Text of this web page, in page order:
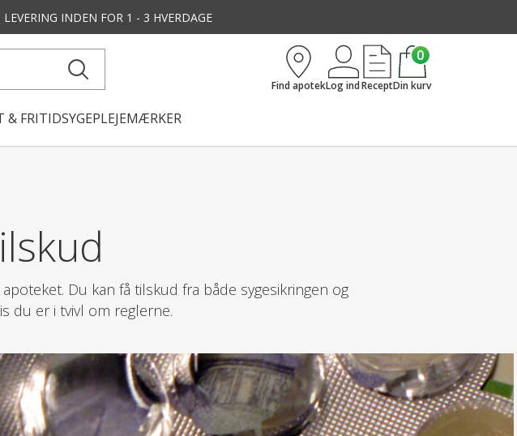
INDEN FOR 1 - 3 HVERDAGE
& FRITIDSYGEPLEJEMÆRKER
Find apotekLog indRecept
0
Din kurv
Du kan få tilskud fra både sygesikringen og
du er i tvivl om reglerne.